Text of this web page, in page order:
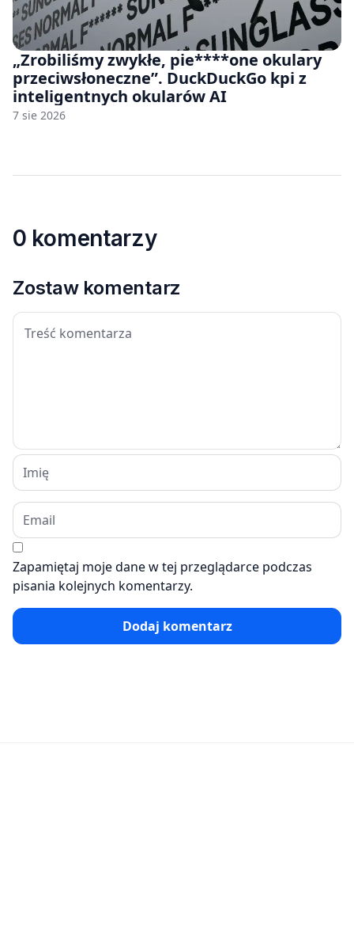
„Zrobiliśmy zwykłe, pie****one okulary
przeciwsłoneczne”. DuckDuckGo kpi z
inteligentnych okularów AI
7 sie 2026
0 komentarzy
Zostaw komentarz
Zapamiętaj moje dane w tej przeglądarce podczas
pisania kolejnych komentarzy.
Dodaj komentarz